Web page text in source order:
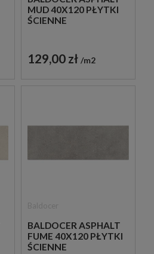
MUD 40X120 PŁYTKI
ŚCIENNE
129,00 zł m2
BALDOCER ASPHALT
FUME 40X120 PŁYTKI
ŚCIENNE